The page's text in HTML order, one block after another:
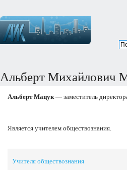
Альберт Михайлович
Альберт Мацук— заместитель
Является учителем обществознания.
Учителя обществознания